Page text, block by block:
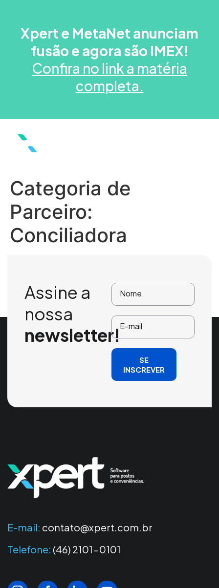
Xpert e MetaNet anunciam
fusão e agora são IMEX!
Confira no link a matéria
completa.
Categoria de
Parceiro:
Conciliadora
Assine a
nossa
newsletter!
SE
INSCREVER
E-mail: contato@xpert.com.br
Telefone: (46) 2101-0101